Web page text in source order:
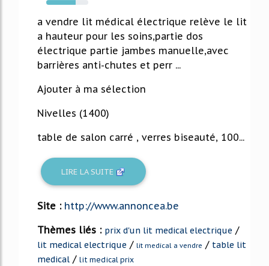
70%
a vendre lit médical électrique relève le lit
a hauteur pour les soins,partie dos
électrique partie jambes manuelle,avec
barrières anti-chutes et perr ...
Ajouter à ma sélection
Nivelles (1400)
table de salon carré , verres biseauté, 100...
LIRE LA SUITE
Site : http://www.annoncea.be
Thèmes liés : prix d'un lit medical electrique /
lit medical electrique / lit medical a vendre / table lit
medical / lit medical prix